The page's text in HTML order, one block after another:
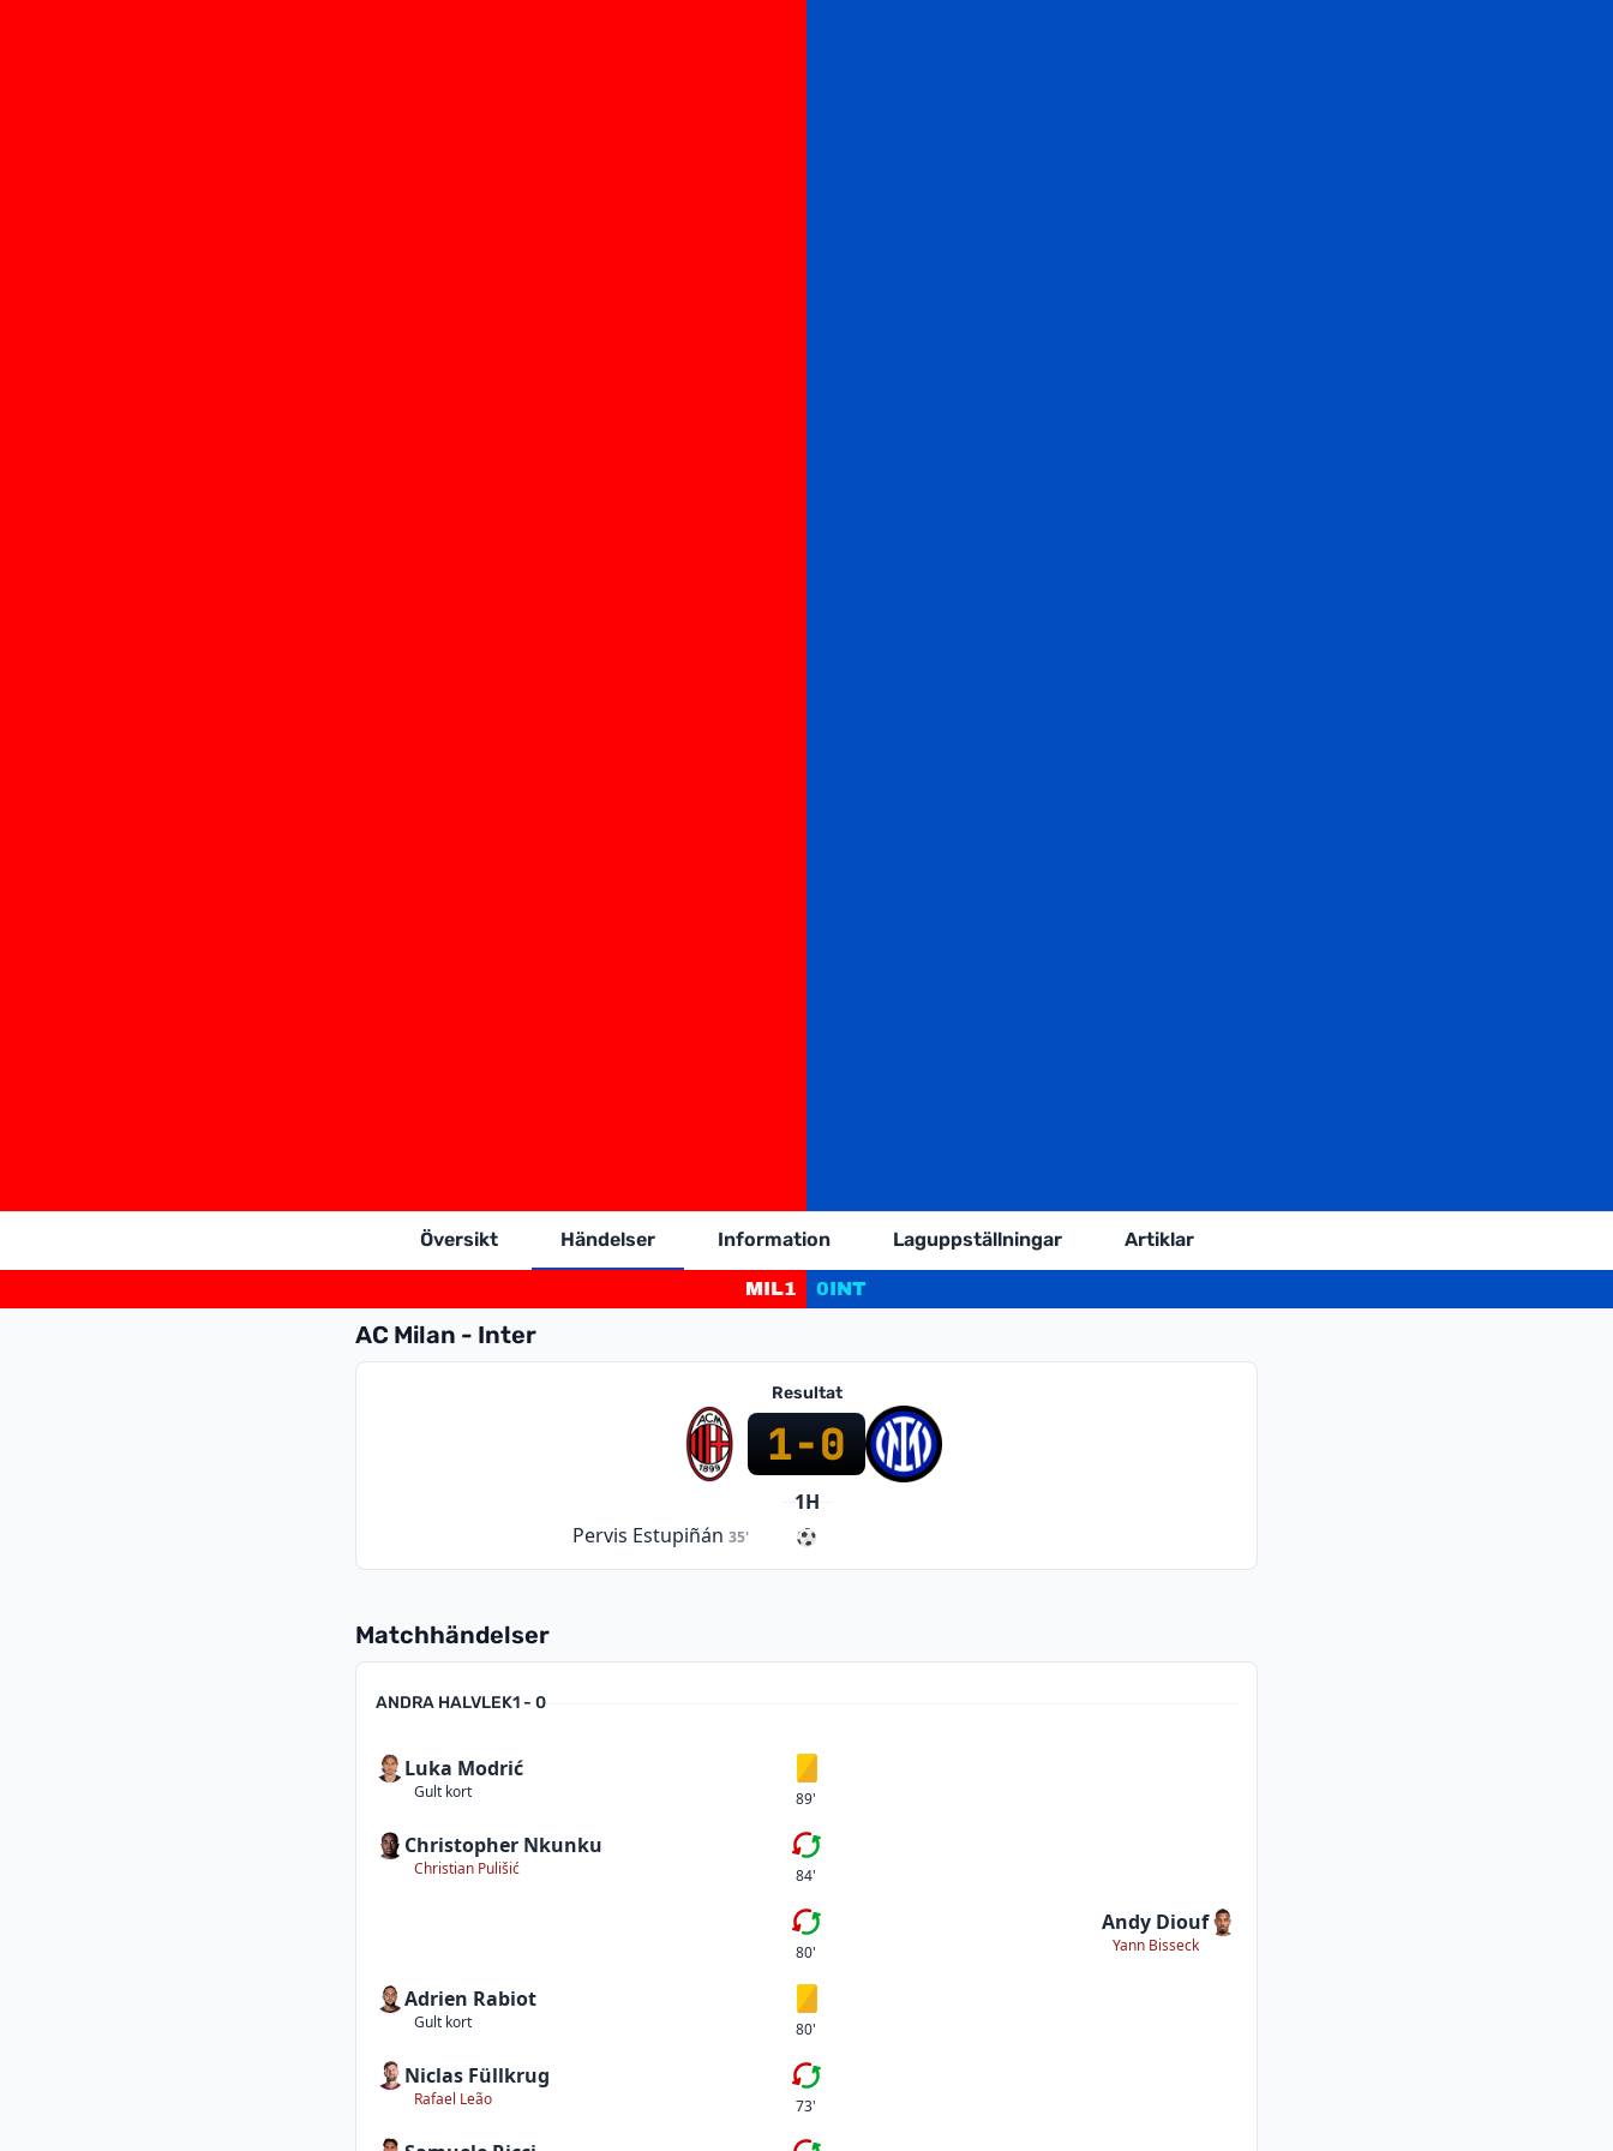
Översikt Händelser Information Laguppställningar Artiklar
MIL1 0INT
AC Milan - Inter
Resultat
1-0
1H
Pervis Estupiñán 35'
Matchhändelser
ANDRA HALVLEK1 - 0
Luka Modrić
Gult kort Gult kort
89'
Christopher Nkunku
Christian Pulišić Tredje bytet
84'
Femte bytet
80'
Andy Diouf
Yann Bisseck
Adrien Rabiot
Gult kort Gult kort
80'
Niclas Füllkrug
Rafael Leão Andra bytet
73'